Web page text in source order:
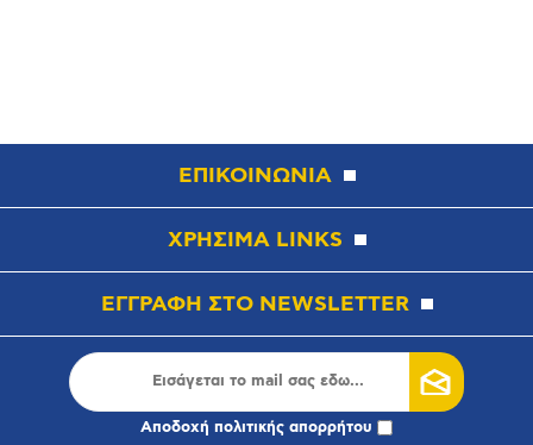
ΕΠΙΚΟΙΝΩΝΙΑ
ΧΡΗΣΙΜΑ LINKS
ΕΓΓΡΑΦΗ ΣΤΟ NEWSLETTER
Αποδοχή πολιτικής απορρήτου